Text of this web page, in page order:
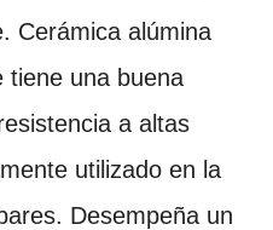
Cerámica alúmina
tiene una buena
a altas
utilizado en la
Desempeña un